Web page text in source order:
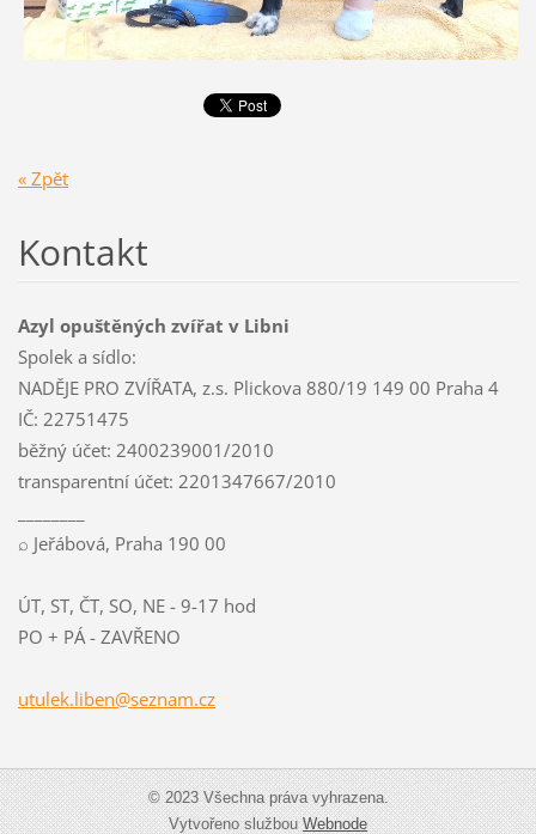
« Zpět
Kontakt
Azyl opuštěných zvířat v Libni
Spolek a sídlo:
NADĚJE PRO ZVÍŘATA, z.s. Plickova 880/19 149 00 Praha 4
IČ: 22751475
běžný účet: 2400239001/2010
transparentní účet: 2201347667/2010
⌕ Jeřábová, Praha 190 00
ÚT, ST, ČT, SO, NE - 9-17 hod
PO + PÁ - ZAVŘENO
utulek.liben@seznam.cz
© 2023 Všechna práva vyhrazena.
Vytvořeno službouWebnode